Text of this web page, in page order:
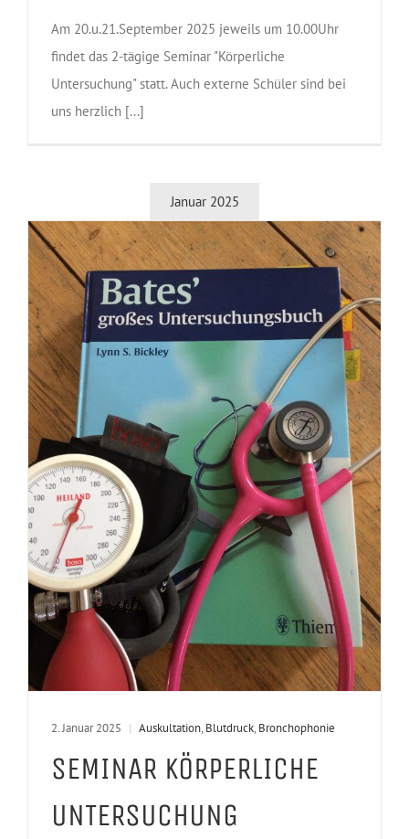
Am 20.u.21.September 2025 jeweils um 10.00Uhr
findet das 2-tägige Seminar "Körperliche
Untersuchung" statt. Auch externe Schüler sind bei
uns herzlich [...]
Januar 2025
2. Januar 2025 | Auskultation,Blutdruck,Bronchophonie
SEMINAR KÖRPERLICHE
UNTERSUCHUNG